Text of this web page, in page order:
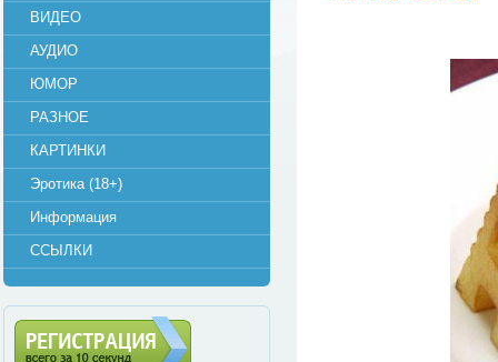
ВИДЕО
АУДИО
ЮМОР
РАЗНОЕ
КАРТИНКИ
Эротика (18+)
Информация
ССЫЛКИ